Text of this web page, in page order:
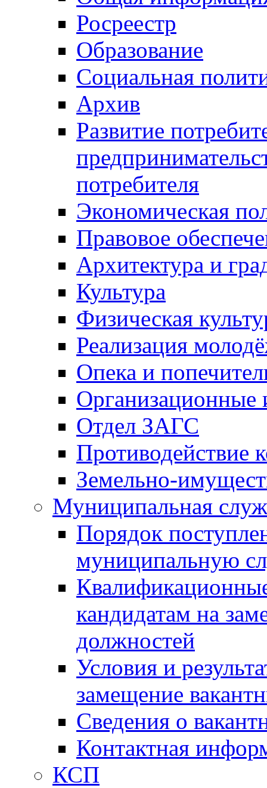
Росреестр
Образование
Социальная
Архив
Развитие
потребителя
Экономическая
Правовое
Архитектура и
Культура
Физическая
Реализация
Опека и
Отдел ЗАГС
Противодействие
Земельно-
Муниципальная
Порядок
муниципальную
кандидатам на
должностей
Условия и
замещение
Сведения о
Контактная
КСП